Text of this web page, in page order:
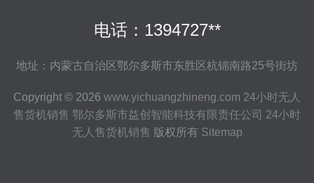
电话：1394727**
地址：内蒙古自治区鄂尔多斯市东胜区杭锦南路25号街坊
Copyright © 2026 www.yichuangzhineng.com 24小时无人
售货机销售 鄂尔多斯市益创智能科技有限责任公司 24小时
无人售货机销售 版权所有 Sitemap